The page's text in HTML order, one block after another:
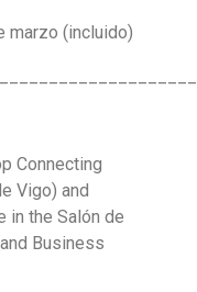
marzo (incluido)
Connecting
Vigo) and
in the Salón de
Business